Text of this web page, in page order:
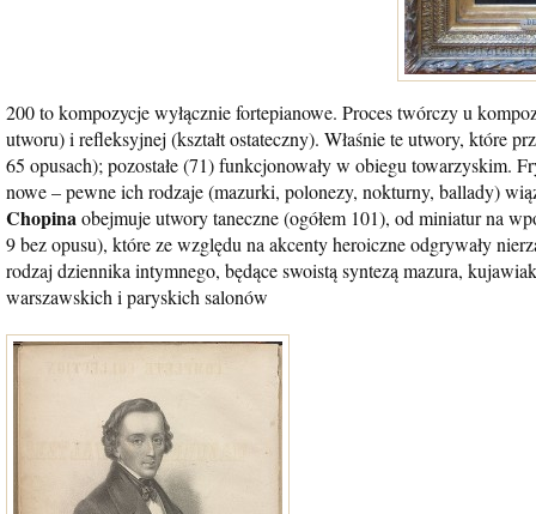
200 to kompozycje wyłącznie fortepianowe. Proces twórczy u
utworu) i refleksyjnej (kształt ostateczny). Właśnie te utwory, które
65 opusach); pozostałe (71) funkcjonowały w obiegu towarzyskim.
nowe – pewne ich rodzaje (mazurki, polonezy, nokturny, ballady)
Chopinaobejmuje utwory taneczne (ogółem 101), od miniatur na
9 bez opusu), które ze względu na akcenty heroiczne odgrywały
rodzaj dziennika intymnego, będące swoistą syntezą mazura,
warszawskich i paryskich salonów